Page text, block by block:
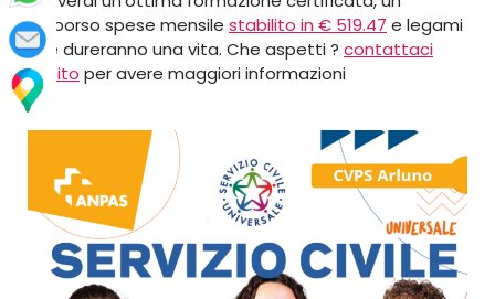
rimborso spese mensile stabilito in € 519.47 e legami
che dureranno una vita. Che aspetti ? contattaci
subito per avere maggiori informazioni